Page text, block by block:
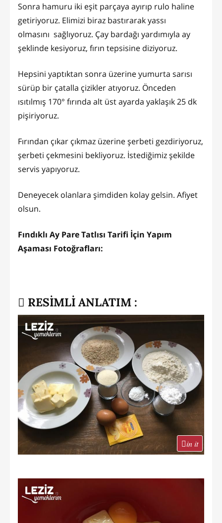
Sonra hamuru iki eşit parçaya ayırıp rulo haline
getiriyoruz. Elimizi biraz bastırarak yassı
olmasını sağlıyoruz. Çay bardağı yardımıyla ay
şeklinde kesiyoruz, fırın tepsisine diziyoruz.
Hepsini yaptıktan sonra üzerine yumurta sarısı
sürüp bir çatalla çizikler atıyoruz. Önceden
ısıtılmış 170° fırında alt üst ayarda yaklaşık 25 dk
pişiriyoruz.
Fırından çıkar çıkmaz üzerine şerbeti gezdiriyoruz,
şerbeti çekmesini bekliyoruz. İstediğimiz şekilde
servis yapıyoruz.
Deneyecek olanlara şimdiden kolay gelsin. Afiyet
olsun.
Fındıklı Ay Pare Tatlısı Tarifi İçin Yapım
Aşaması Fotoğrafları:
RESİMLİ ANLATIM :
in it